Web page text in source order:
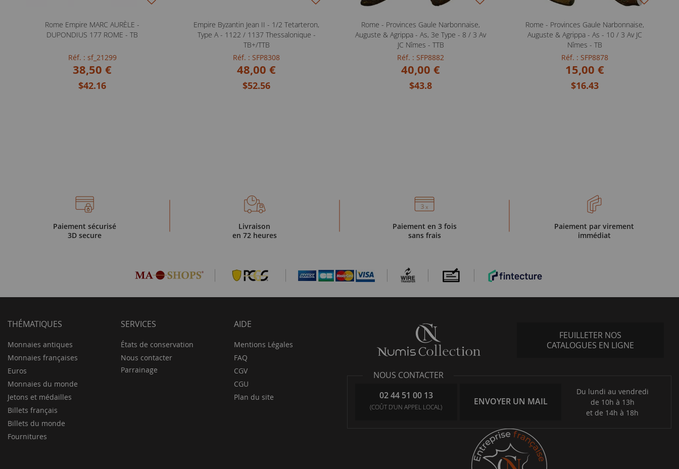
Rome Empire MARC AURÈLE -
DUPONDIUS 177 ROME - TB
Réf. : sf_21299
38,50 €
$42.16
Empire Byzantin Jean II - 1/2 Tetarteron,
Type A - 1122 / 1137 Thessalonique -
TB+/TTB
Réf. : SFP8308
48,00 €
$52.56
Rome - Provinces Gaule Narbonnaise,
Auguste & Agrippa - As, 3e Type - 8 / 3 Av
JC Nîmes - TTB
Réf. : SFP8882
40,00 €
$43.8
Rome - Provinces Gaule Narbonnaise,
Auguste & Agrippa - As - 10 / 3 Av JC
Nîmes - TB
Réf. : SFP8878
15,00 €
$16.43
Paiement sécurisé
3D secure
Livraison
en 72 heures
Paiement en 3 fois
sans frais
Paiement par virement
immédiat
THÉMATIQUES
Monnaies antiques
Monnaies françaises
Euros
Monnaies du monde
Jetons et médailles
Billets français
Billets du monde
Fournitures
SERVICES
États de conservation
Nous contacter
Parrainage
AIDE
Mentions Légales
FAQ
CGV
CGU
Plan du site
FEUILLETER NOS
CATALOGUES EN LIGNE
NOUS CONTACTER
02 44 51 00 13
(COÛT D'UN APPEL LOCAL)
ENVOYER UN MAIL
Du lundi au vendredi
de 10h à 13h
et de 14h à 18h